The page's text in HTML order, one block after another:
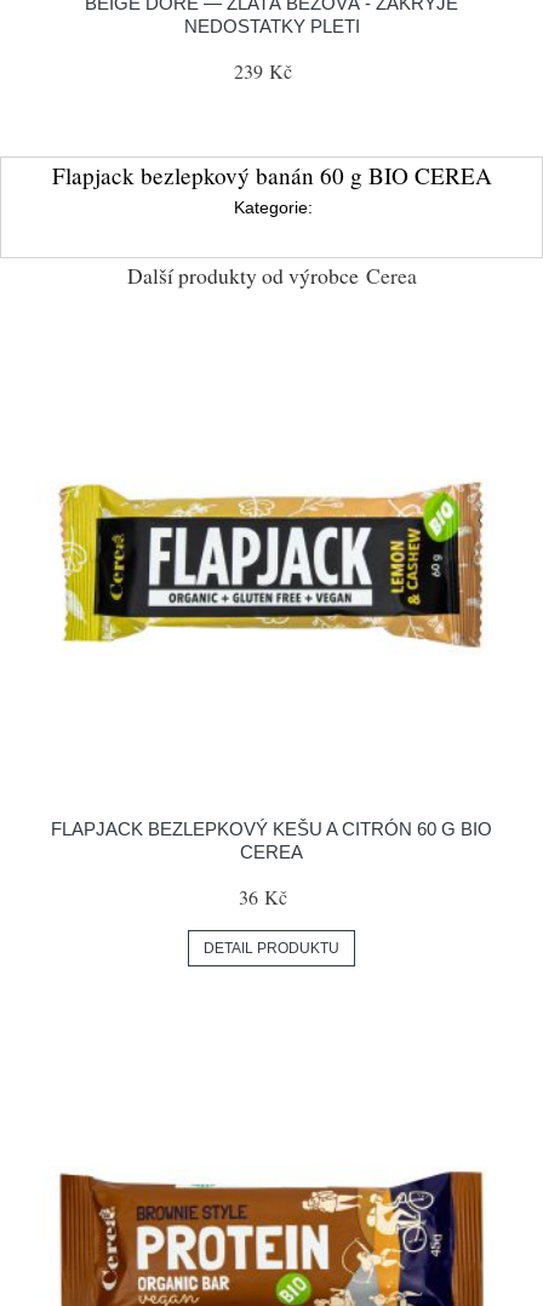
NEDOSTATKY PLETI
239 Kč
Flapjack bezlepkový banán 60 g BIO CEREA
Kategorie:
Další produkty od výrobce Cerea
FLAPJACK BEZLEPKOVÝ KEŠU A CITRÓN 60 G BIO
CEREA
36 Kč
DETAIL PRODUKTU